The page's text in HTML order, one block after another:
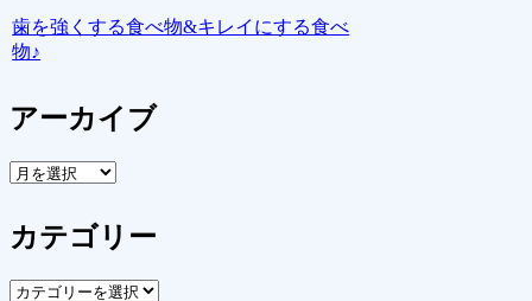
歯を強くする食べ物&キレイにする食べ
物♪
アーカイブ
ア
カ
イ
カテゴリー
カ